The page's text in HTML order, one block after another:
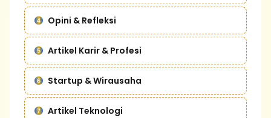
Opini & Refleksi
Artikel Karir & Profesi
Startup & Wirausaha
Artikel Teknologi